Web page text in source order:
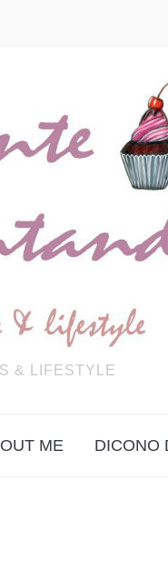
& LIFESTYLE
ME DICONO